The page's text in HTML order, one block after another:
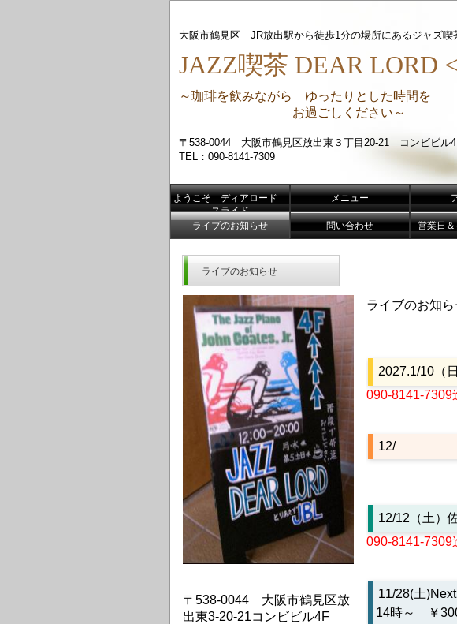
大阪市鶴見区 JR放出駅から徒歩1分の場所にあるジャズ喫
JAZZ喫茶 DEAR LORD
～珈琲を飲みながら ゆったりとした時間を
お過ごしください～
〒538-0044 大阪市鶴見区放出東３丁目20-21 コンビビル
TEL：090-8141-7309
ようこそ ディアロード
スライド
メニュー
ライブのお知らせ 問い合わせ
営業日
ライブのお知
2027.1/10（
090-8141-7309
12/
12/12（土）
090-8141-7309
11/28(土
14時～ ￥
ライブのお知らせ
〒538-0044 大阪市鶴見区放
出東3-20-21コンビビル4F